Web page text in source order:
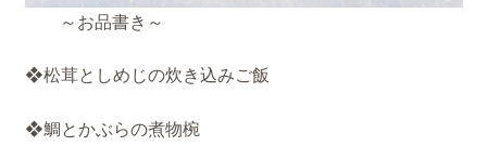
～お品書き～
❖松茸としめじの炊き込みご飯
❖鯛とかぶらの煮物椀